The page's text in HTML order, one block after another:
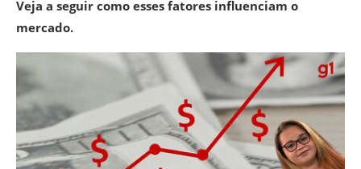
Veja a seguir como esses fatores influenciam o
mercado.